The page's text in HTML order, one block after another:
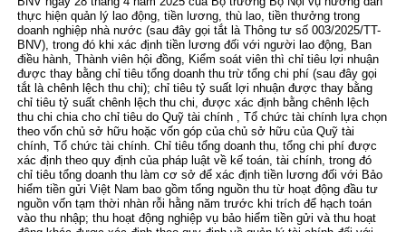
thực hiện quản lý lao động, tiền lương, thù lao, tiền thưởng trong
doanh nghiệp nhà nước (sau đây gọi tắt là Thông tư số 003/2025/TT-
BNV), trong đó khi xác định tiền lương đối với người lao động, Ban
điều hành, Thành viên hội đồng, Kiểm soát viên thì chỉ tiêu lợi nhuận
được thay bằng chỉ tiêu tổng doanh thu trừ tổng chi phí (sau đây gọi
tắt là chênh lệch thu chi); chỉ tiêu tỷ suất lợi nhuận được thay bằng
chỉ tiêu tỷ suất chênh lệch thu chi, được xác định bằng chênh lệch
thu chi chia cho chỉ tiêu do Quỹ tài chính , Tổ chức tài chính lựa chọn
theo vốn chủ sở hữu hoặc vốn góp của chủ sở hữu của Quỹ tài
chính, Tổ chức tài chính. Chỉ tiêu tổng doanh thu, tổng chi phí được
xác định theo quy định của pháp luật về kế toán, tài chính, trong đó
chỉ tiêu tổng doanh thu làm cơ sở để xác định tiền lương đối với Bảo
hiểm tiền gửi Việt Nam bao gồm tổng nguồn thu từ hoạt động đầu tư
nguồn vốn tạm thời nhàn rỗi hằng năm trước khi trích để hạch toán
vào thu nhập; thu hoạt động nghiệp vụ bảo hiểm tiền gửi và thu hoạt